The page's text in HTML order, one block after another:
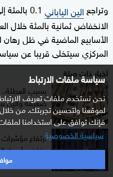
سياسة ملفات الارتباط
نحن نستخدم ملفات تعريف
لموقعنا ولتحسين تجربتك. من
فإنك توافق على استخدامنا
سياسية الخصوصية
وتراجع الين الياباني
الانخفاض ثمانية بالمئة خلال
الأسابيع الماضية في ظل رهان
المركزي سيتخلى قريبا عن
أخبار ذات صلة
بسبب العطلة..
ضعيفة والين
ارتفاع
بخفض أسعار